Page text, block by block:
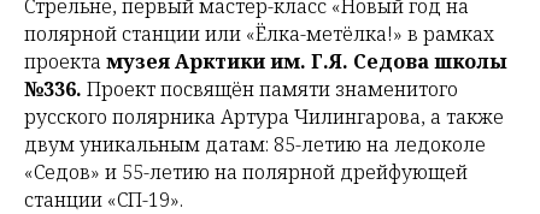
Стрельне, первый мастер-класс «Новый год на
полярной станции или «Ёлка-метёлка!» в рамках
проектамузея Арктики им. Г.Я. Седова школы
№336. Проект посвящён памяти знаменитого
русского полярника Артура Чилингарова, а также
двум уникальным датам: 85-летию на ледоколе
«Седов» и 55-летию на полярной дрейфующей
станции «СП-19».